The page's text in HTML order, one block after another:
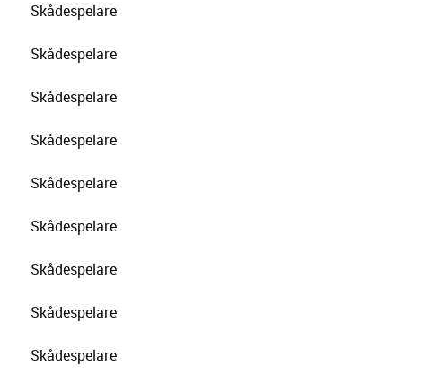
Skådespelare
Skådespelare
Skådespelare
Skådespelare
Skådespelare
Skådespelare
Skådespelare
Skådespelare
Skådespelare